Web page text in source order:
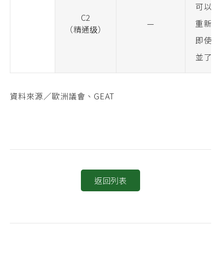
C2
（精通级）
—
可以
重新
即使
並了
資料來源／歐洲議會、GEAT
返回列表